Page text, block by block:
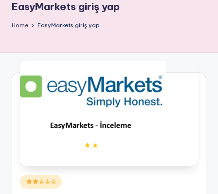
EasyMarkets giriş yap
Home EasyMarkets giriş yap
Posted
in
☆☆☆